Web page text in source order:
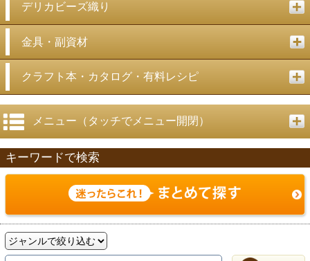
デリカビーズ織り
金具・副資材
クラフト本・カタログ・有料レシピ
メニュー（タッチでメニュー開閉）
キーワードで検索